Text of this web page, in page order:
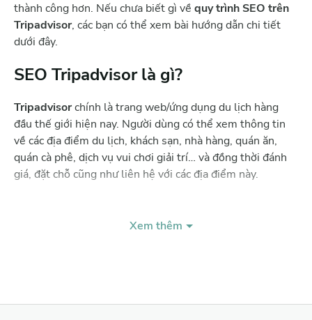
thành công hơn. Nếu chưa biết gì về quy trình SEO trên
Tripadvisor, các bạn có thể xem bài hướng dẫn chi tiết
dưới đây.
SEO Tripadvisor là gì?
Tripadvisorchính là trang web/ứng dụng du lịch hàng
đầu thế giới hiện nay. Người dùng có thể xem thông tin
về các địa điểm du lịch, khách sạn, nhà hàng, quán ăn,
quán cà phê, dịch vụ vui chơi giải trí… và đồng thời đánh
giá, đặt chỗ cũng như liên hệ với các địa điểm này.
nghiệp của bạn trên nền tảng du lịch lớn nhất thế giới
Xem thêm